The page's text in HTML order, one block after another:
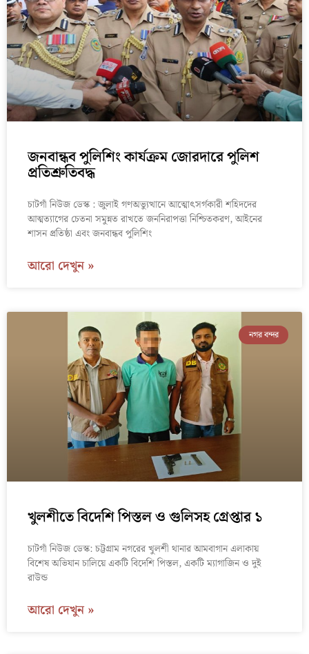
জনবান্ধব পুলিশিং কার্যক্রম জোরদারে পুলিশ
প্রতিশ্রুতিবদ্ধ
চাটগাঁ নিউজ ডেস্ক : জুলাই গণঅভ্যুত্থানে আত্মোৎসর্গকারী শহিদদের
আত্মত্যাগের চেতনা সমুন্নত রাখতে জননিরাপত্তা নিশ্চিতকরণ, আইনের
শাসন প্রতিষ্ঠা এবং জনবান্ধব পুলিশিং
আরো দেখুন »
নগর বন্দর
খুলশীতে বিদেশি পিস্তল ও গুলিসহ গ্রেপ্তার ১
চাটগাঁ নিউজ ডেস্ক: চট্টগ্রাম নগরের খুলশী থানার আমবাগান এলাকায়
বিশেষ অভিযান চালিয়ে একটি বিদেশি পিস্তল, একটি ম্যাগাজিন ও দুই
রাউন্ড
আরো দেখুন »